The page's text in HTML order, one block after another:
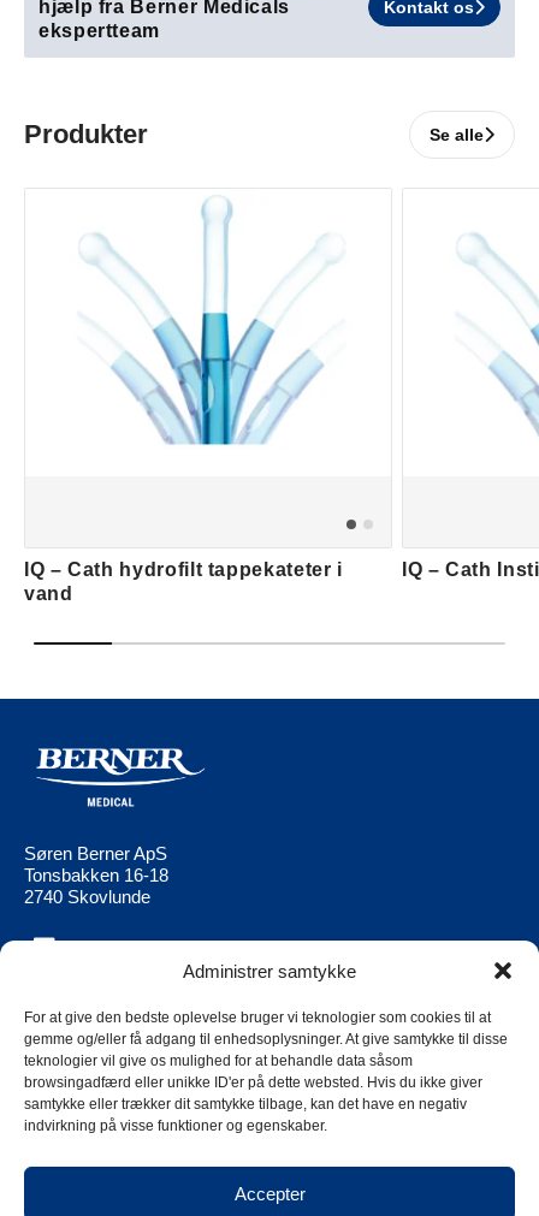
Administrer samtykke
For at give den bedste oplevelse bruger vi teknologier som cookies til at
gemme og/eller få adgang til enhedsoplysninger. At give samtykke til disse
teknologier vil give os mulighed for at behandle data såsom
browsingadfærd eller unikke ID'er på dette websted. Hvis du ikke giver
samtykke eller trækker dit samtykke tilbage, kan det have en negativ
indvirkning på visse funktioner og egenskaber.
Accepter
hjælp fra Berner Medicals
ekspertteam
Kontakt os
Produkter Se alle
IQ – Cath hydrofilt tappekateter i
vand
IQ – Cath
Søren Berner ApS
Tonsbakken 16-18
2740 Skovlunde
Produkter
Aktuell
Kontakt os
Berner Group Supplier Code of
Berner Ltd
Berner Medical FI
Berner Medical
NO
Berner Medical